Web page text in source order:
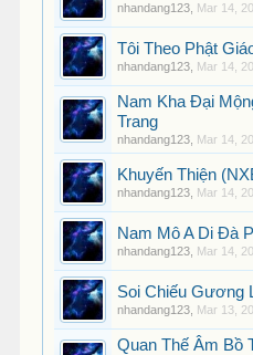
nhandang123 Mar 14,
Tôi Theo Phật
nhandang123 Mar 14,
Nam Kha Đại
Trang
nhandang123 Mar 14,
Khuyến Thiện
nhandang123 Mar 14,
Nam Mô A Di Đà
nhandang123 Mar 14,
Soi Chiếu Gương
nhandang123 Mar 13,
Quan Thế Âm Bồ